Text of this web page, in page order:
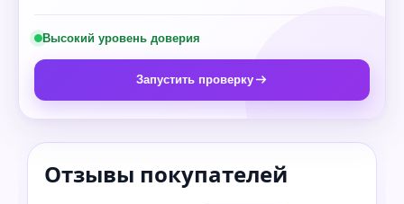
Высокий уровень доверия
Запустить проверку